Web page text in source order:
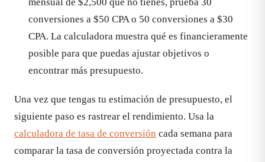
conversiones a $50 CPA o 50 conversiones a $30
CPA. La calculadora muestra qué es financieramente
posible para que puedas ajustar objetivos o
encontrar más presupuesto.
Una vez que tengas tu estimación de presupuesto, el
siguiente paso es rastrear el rendimiento. Usa la
calculadora de tasa de conversión cada semana para
comparar la tasa de conversión proyectada contra la